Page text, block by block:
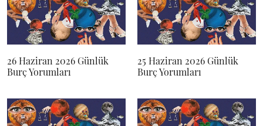
26 Haziran 2026 Günlük
Burç Yorumları
25 Haziran 2026 Günlük
Burç Yorumları